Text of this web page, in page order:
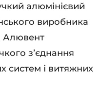
алюмінієвий
виробника
Алювент
з’єднання
систем і витяжних